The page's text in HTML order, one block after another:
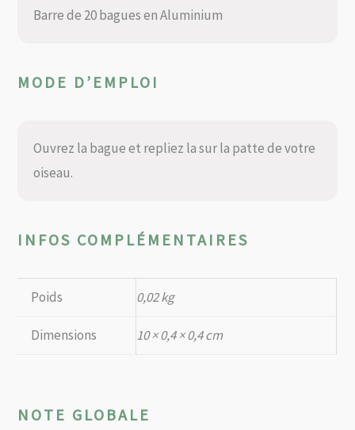
Barre de 20 bagues en Aluminium
MODE D’EMPLOI
Ouvrez la bague et repliez la sur la patte de votre
oiseau.
INFOS COMPLÉMENTAIRES
Poids 0,02 kg
Dimensions 10 × 0,4 × 0,4 cm
NOTE GLOBALE